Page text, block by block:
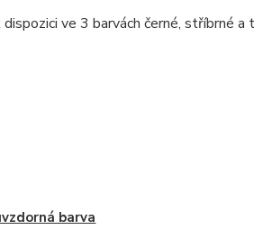
ve 3 barvách černé, stříbrné
barva